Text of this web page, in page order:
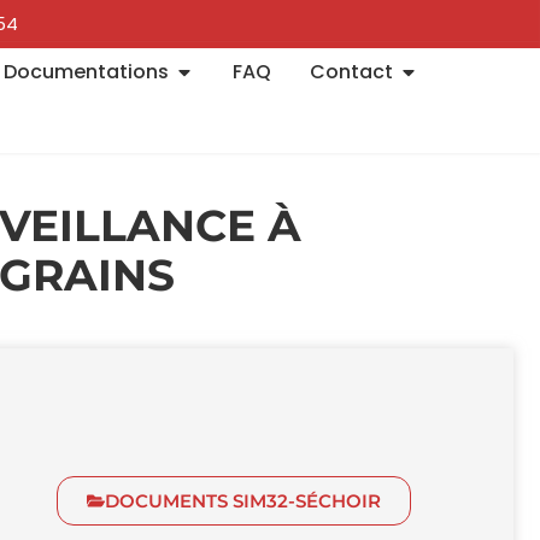
Documentations FAQ Contact
À
DOCUMENTS SIM32-SÉCHOIR